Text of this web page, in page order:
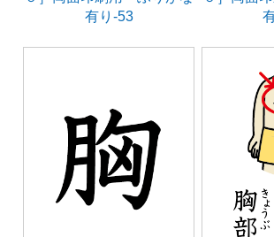
有り-53